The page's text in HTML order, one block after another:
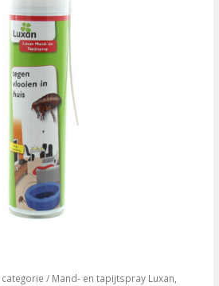
categorie / Mand- en tapijtspray Luxan,